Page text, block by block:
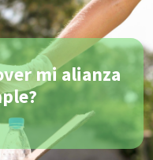
mi alianza